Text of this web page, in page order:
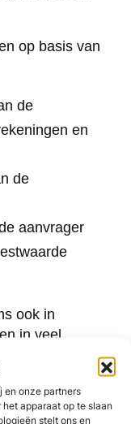
en onze partners
apparaat op te slaan
stelt ons en
op basis van
de
en
de
aanvrager
ook in
in veel
bieden,
of een
zinvol om
raadplegen